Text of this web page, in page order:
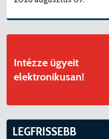
Intézze ügyeit
elektronikusan!
LEGFRISSEBB